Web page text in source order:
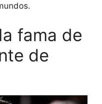
fama de
de